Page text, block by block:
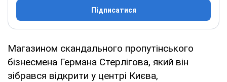
Підписатися
Магазином скандального пропутінського
бізнесмена Германа Стерлігова, який він
зібрався відкрити у центрі Києва,